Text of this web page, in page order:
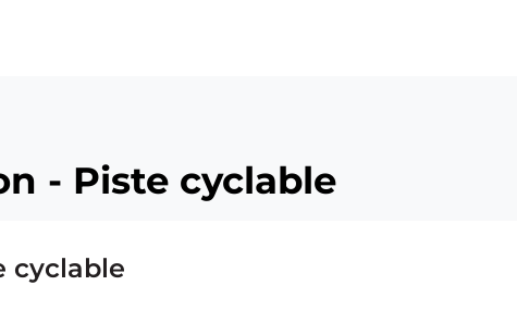
- Piste cyclable
cyclable